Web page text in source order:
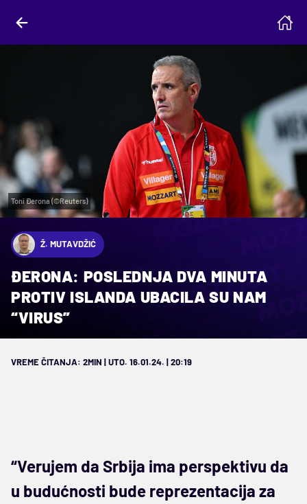
Toni Đerona (©Reuters)
Ž. MUTAVDŽIĆ
ĐERONA: POSLEDNJA DVA MINUTA
PROTIV ISLANDA UBACILA SU NAM
“VIRUS”
VREME ČITANJA: 2MIN | UTO. 16.01.24. | 20:19
“Verujem da Srbija ima perspektivu da
u budućnosti bude reprezentacija za